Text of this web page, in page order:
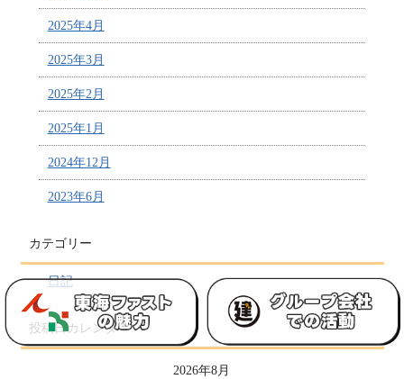
2025年4月
2025年3月
2025年2月
2025年1月
2024年12月
2023年6月
カテゴリー
日記
投稿日カレンダー
2026年8月